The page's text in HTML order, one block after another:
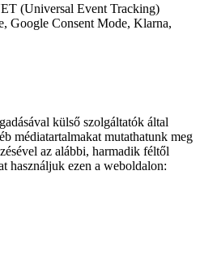
(Universal Event Tracking)
Google Consent Mode, Klarna,
külső szolgáltatók által
médiatartalmakat mutathatunk meg
az alábbi, harmadik féltől
használjuk ezen a weboldalon: